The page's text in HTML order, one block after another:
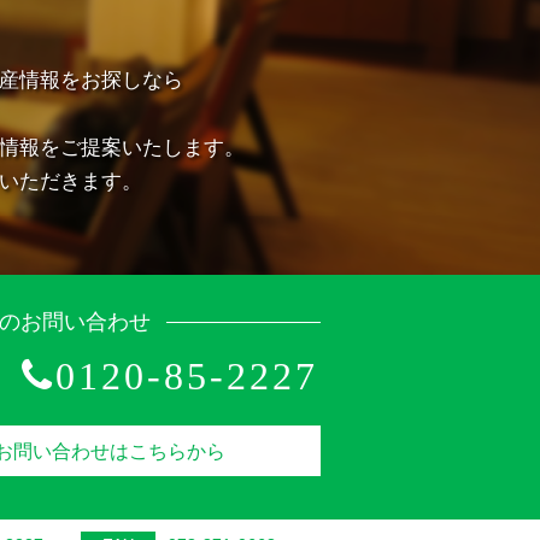
情報をお探しなら
報をご提案いたします。
ただきます。
お問い合わせ
0120-85-2227
問い合わせはこちらから